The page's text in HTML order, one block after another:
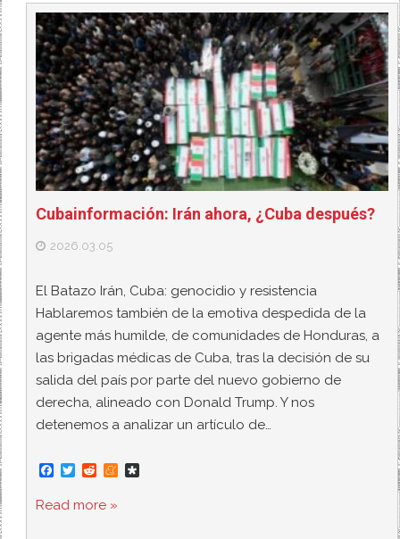
Cubainformación: Irán ahora, ¿Cuba después?
2026.03.05
El Batazo Irán, Cuba: genocidio y resistencia
Hablaremos también de la emotiva despedida de la
agente más humilde, de comunidades de Honduras, a
las brigadas médicas de Cuba, tras la decisión de su
salida del país por parte del nuevo gobierno de
derecha, alineado con Donald Trump. Y nos
detenemos a analizar un artículo de…
F
c
e
T
i
t
R
d
d
M
Read more »